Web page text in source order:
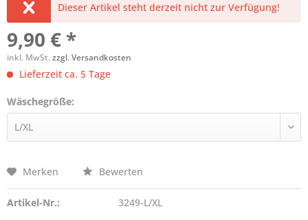
Dieser Artikel steht derzeit nicht zur Verfügung!
9,90 € *
inkl. MwSt.zzgl. Versandkosten
Lieferzeit ca. 5 Tage
Wäschegröße:
Merken Bewerten
Artikel-Nr.: 3249-L/XL